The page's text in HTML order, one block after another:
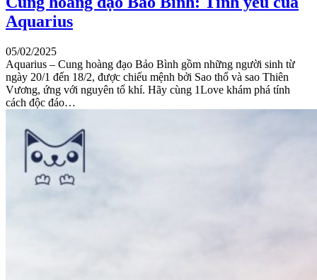
Aquarius
05/02/2025
Aquarius – Cung hoàng đạo Bảo Bình gồm những người sinh từ
ngày 20/1 đến 18/2, được chiếu mệnh bởi Sao thổ và sao Thiên
Vương, ứng với nguyên tố khí. Hãy cùng 1Love khám phá tính
cách độc đáo…